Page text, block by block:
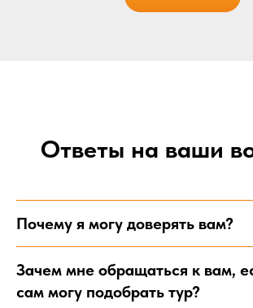
Ответы на ваши
Почему я могу доверять вам?
Зачем мне обращаться к вам,
сам могу подобрать тур?